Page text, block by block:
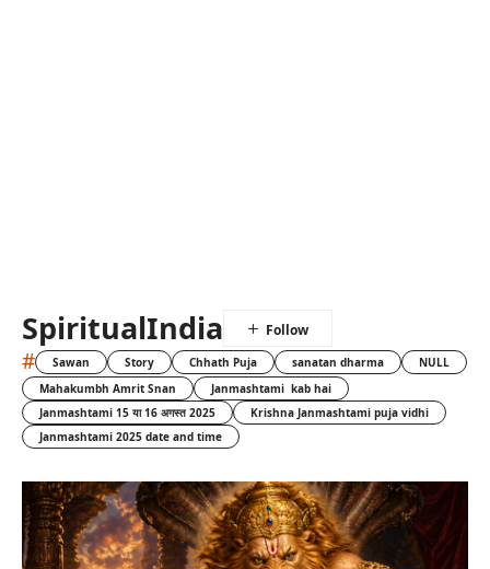
SpiritualIndia
# Sawan Story Chhath Puja sanatan dharma
NULL
Mahakumbh Amrit Snan
Janmashtami kab hai
Janmashtami 15 या 16 अगस्त 2025
Krishna Janmashtami puja vidhi
Janmashtami 2025 date and time